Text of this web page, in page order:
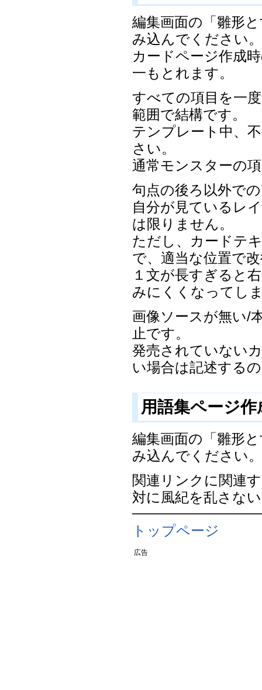
編集画面の「雛形
み込んでください
カードページ作成
一もとれます。
すべての項目を一
範囲で結構です。
テンプレート中、
さい。
通常モンスターの
句点の後ろ以外で
自分が見ているレ
は限りません。
ただし、カードテ
で、適当な位置で
１文が長すぎると
みにくくなってし
画像ソースが無い/
止です。
発売されていない
い場合は記述する
用語集ページ
編集画面の「雛形
み込んでください
関連リンクに関連
対に風紀を乱さな
トップページ
広告